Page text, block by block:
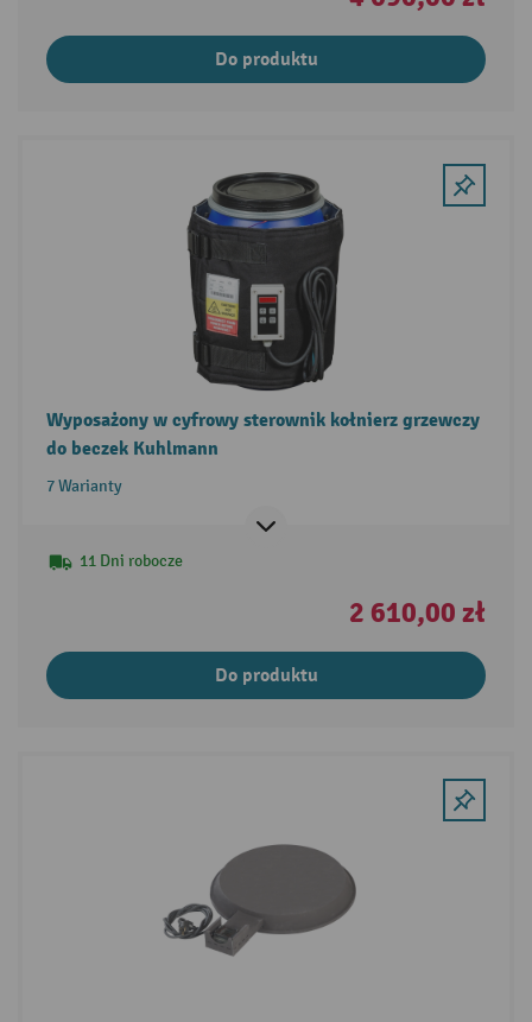
Do produktu
Wyposażony w cyfrowy sterownik kołnierz grzewczy
do beczek Kuhlmann
7 Warianty
11 Dni robocze
2 610,00 zł
Do produktu